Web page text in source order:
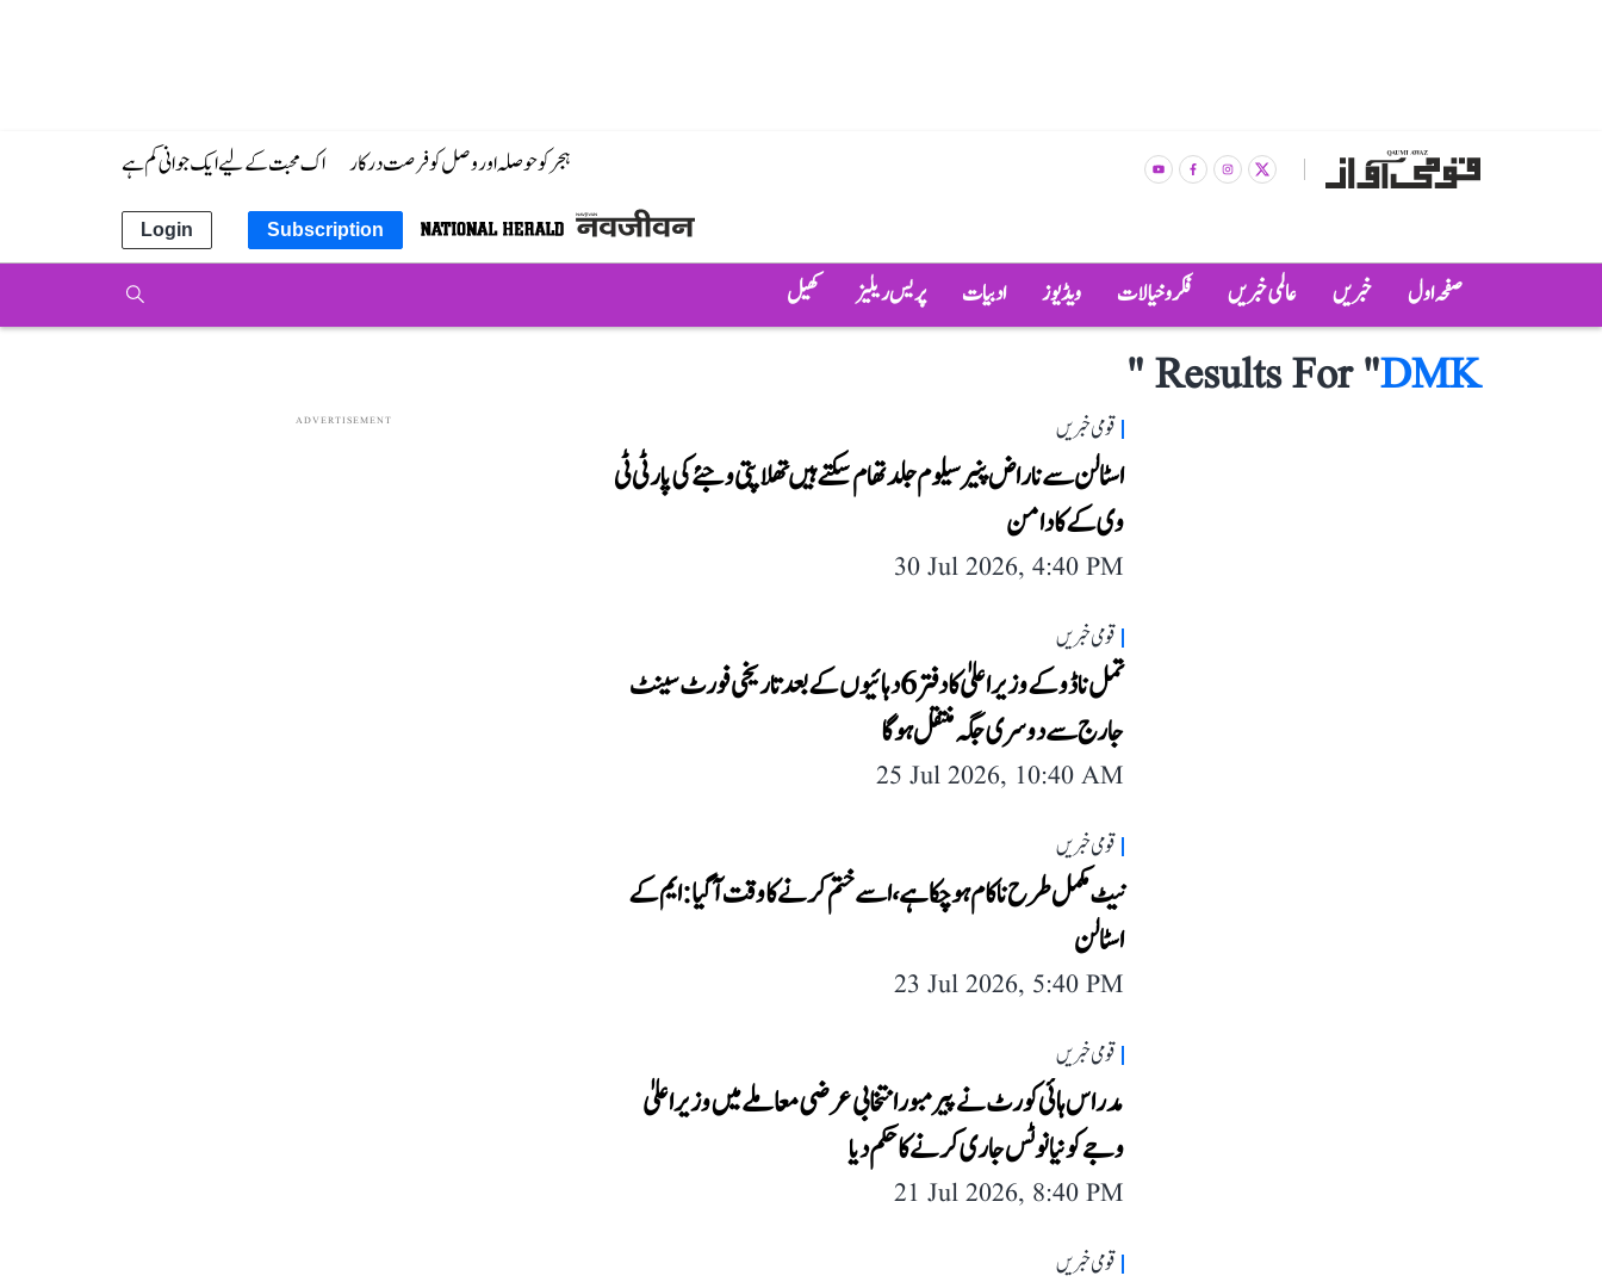
ہجر کو حوصلہ اور وصل کو فرصت درکار اک محبت کے لیے ایک جوانی کم ہے
Subscription
Login
صفحہ اول خبریں عالمی خبریں فکر و خیالات ویڈیوز ادبیات پریس ریلیز کھیل
Results For "DMK
"
قومی خبریں
اسٹالن سے ناراض پنیرسیلوم جلد تھام سکتے ہیں تھلاپتی وجئے کی پارٹی ٹی
وی کے کا دامن
30 Jul 2026, 4:40 PM
قومی خبریں
تمل ناڈو کے وزیراعلیٰ کا دفتر 6 دہائیوں کے بعد تاریخی فورٹ سینٹ
جارج سے دوسری جگہ منتقل ہوگا
25 Jul 2026, 10:40 AM
قومی خبریں
نیٹ مکمل طرح ناکام ہو چکا ہے، اسے ختم کرنے کا وقت آ گیا: ایم کے
اسٹالن
23 Jul 2026, 5:40 PM
قومی خبریں
مدراس ہائی کورٹ نے پیرمبور انتخابی عرضی معاملے میں وزیر اعلیٰ
وجے کو نیا نوٹس جاری کرنے کا حکم دیا
21 Jul 2026, 8:40 PM
قومی خبریں
ADVERTISEMENT